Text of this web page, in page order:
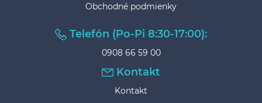
Obchodné podmienky
Telefón (Po-Pi 8:30-17:00):
0908 66 59 00
Kontakt
Kontakt